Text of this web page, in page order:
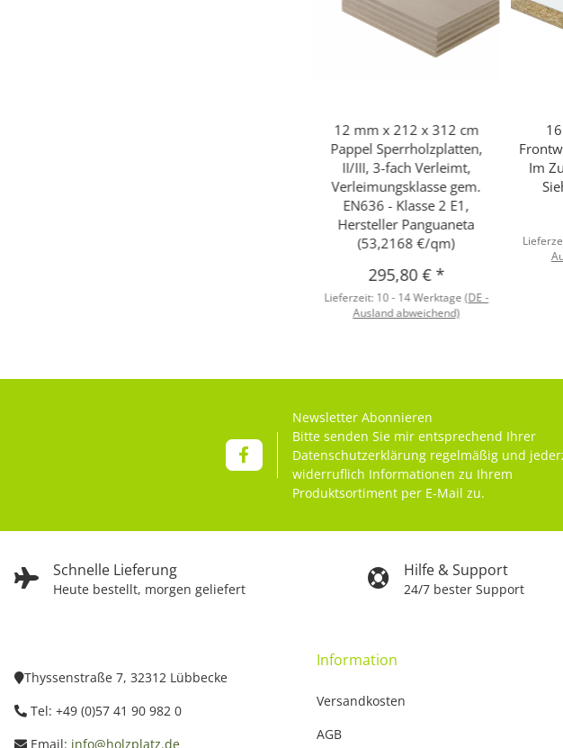
12 mm x 212 x 312 cm
Pappel Sperrholzplatten,
II/III, 3-fach Verleimt,
Verleimungsklasse gem.
EN636 - Klasse 2 E1,
Hersteller Panguaneta
(53,2168 €/qm)
295,80 € *
Lieferzeit: 10 - 14 Werktage(DE -
Ausland abweichend)
Im
Schnelle Lieferung
Heute bestellt, morgen geliefert
Hilfe & Support
24/7 bester Support
Newsletter Abonnieren
Bitte senden Sie mir entsprechend Ihrer
Datenschutzerklärung regelmäßig und
widerruflich Informationen zu Ihrem
Produktsortiment per E-Mail zu.
Thyssenstraße 7, 32312 Lübbecke
Tel: +49 (0)57 41 90 982 0
Email: info@holzplatz.de
Information
Versandkosten
AGB